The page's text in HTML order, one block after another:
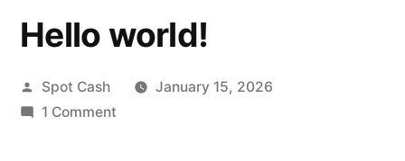
Hello world!
Posted
by
Spot Cash
January 15, 2026
1 Commenton